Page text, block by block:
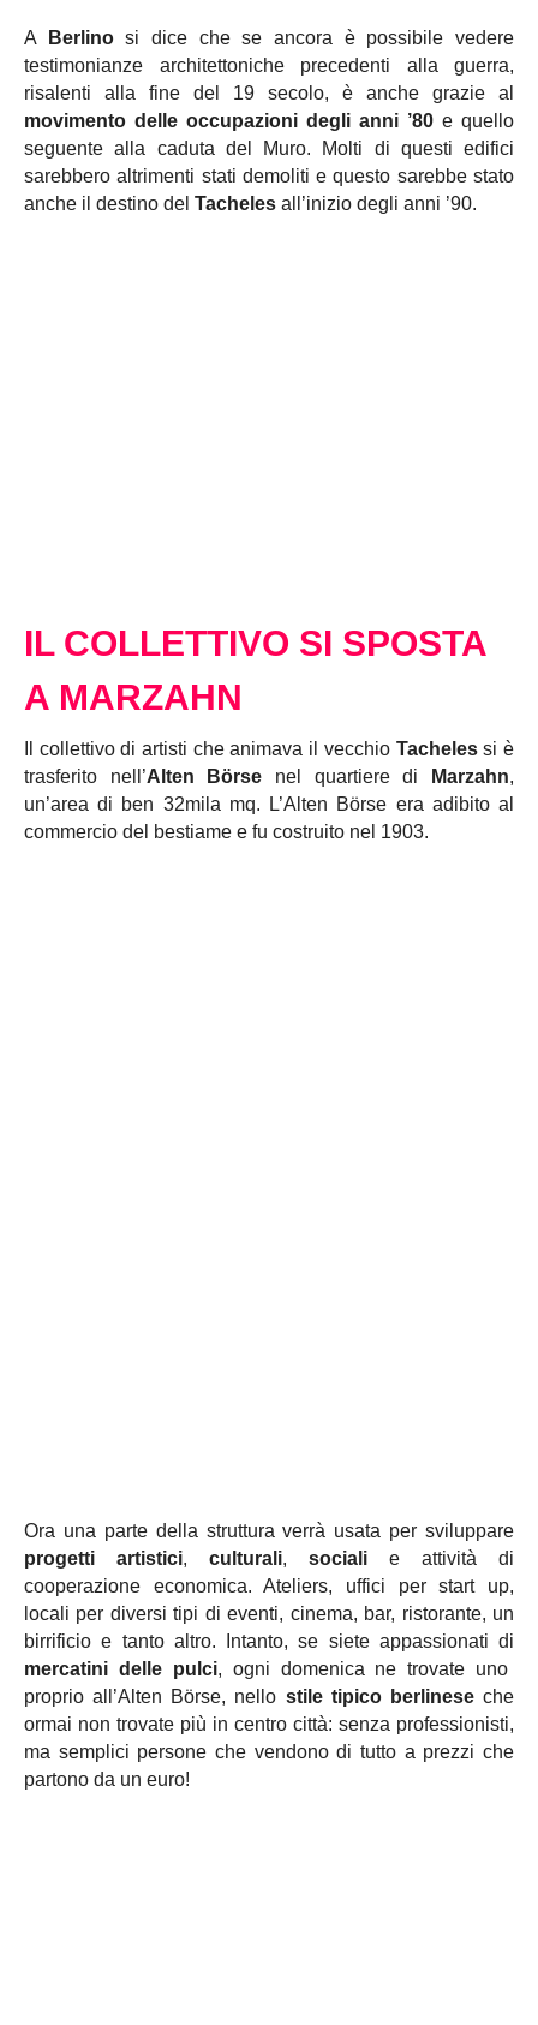
A Berlinosi dice che se ancora è possibile vedere
testimonianze architettoniche precedenti alla guerra,
risalenti alla fine del 19 secolo, è anche grazie al
movimento delle occupazioni degli anni ’80 e quello
seguente alla caduta del Muro. Molti di questi edifici
sarebbero altrimenti stati demoliti e questo sarebbe stato
anche il destino del Tacheles all’inizio degli anni ’90.
IL COLLETTIVO SI SPOSTA
A MARZAHN
Il collettivo di artisti che animava il vecchio Tachelessi è
trasferito nell’Alten Börse nel quartiere di Marzahn,
un’area di ben 32mila mq. L’Alten Börse era adibito al
commercio del bestiame e fu costruito nel 1903.
Ora una parte della struttura verrà usata per sviluppare
progetti
artistici, culturali, sociali e attività di
cooperazione economica. Ateliers, uffici per start up,
locali per diversi tipi di eventi, cinema, bar, ristorante, un
birrificio e tanto altro. Intanto, se siete appassionati di
mercatini delle pulci, ogni domenica ne trovate uno
proprio all’Alten Börse, nello stile tipico berlineseche
ormai non trovate più in centro città: senza professionisti,
ma semplici persone che vendono di tutto a prezzi che
partono da un euro!